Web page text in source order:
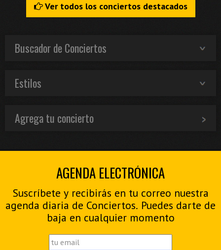
Ver todos los conciertos destacados
Buscador de Conciertos
Estilos
Agrega tu concierto
AGENDA ELECTRÓNICA
Suscríbete y recibirás en tu correo nuestra
agenda diaria de Conciertos. Puedes darte de
baja en cualquier momento